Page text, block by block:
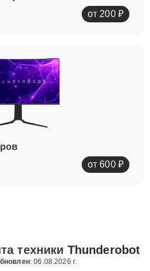
от 200 ₽
от 600 ₽
техники Thunderobot
: 06.08.2026 г.